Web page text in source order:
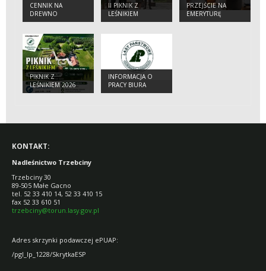
CENNIK NA
DREWNO
OBOWIĄZUJĄCY W
TRZEBCINY W 2026
R.
II PIKNIK Z
LEŚNIKIEM
PRZEJŚCIE NA
EMERYTURĘ
PIKNIK Z
LEŚNIKIEM 2026
INFORMACJA O
PRACY BIURA
NADLEŚNICTWA W
KONTAKT:
Nadleśnictwo Trzebciny
Trzebciny 30
89-505 Małe Gacno
tel. 52 33 410 14, 52 33 410 15
fax 52 33 610 51
trzebciny@torun.lasy.gov.pl
Adres skrzynki podawczej ePUAP:
/pgl_lp_1228/SkrytkaESP